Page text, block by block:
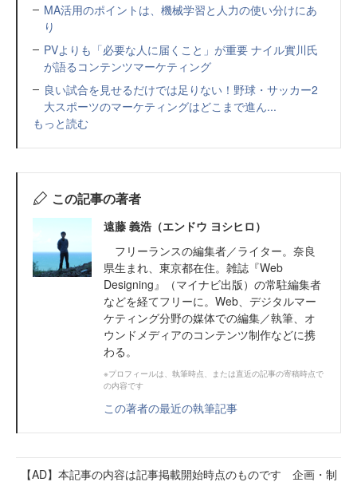
MA活用のポイントは、機械学習と人力の使い分けにあ
り
PVよりも「必要な人に届くこと」が重要 ナイル實川氏
が語るコンテンツマーケティング
良い試合を見せるだけでは足りない！野球・サッカー2
大スポーツのマーケティングはどこまで進ん...
もっと読む
この記事の著者
遠藤 義浩（エンドウ ヨシヒロ）
フリーランスの編集者／ライター。奈良
県生まれ、東京都在住。雑誌『Web
Designing』（マイナビ出版）の常駐編集者
などを経てフリーに。Web、デジタルマー
ケティング分野の媒体での編集／執筆、オ
ウンドメディアのコンテンツ制作などに携
わる。
※プロフィールは、執筆時点、または直近の記事の寄稿時点で
の内容です
この著者の最近の執筆記事
【AD】本記事の内容は記事掲載開始時点のものです 企画・制